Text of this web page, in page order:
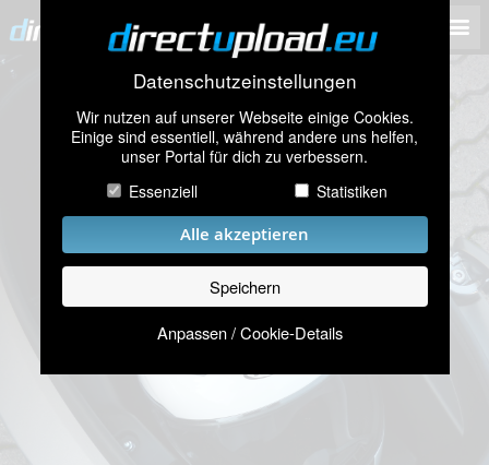
Datenschutzeinstellungen
Wir nutzen auf unserer Webseite einige Cookies.
Einige sind essentiell, während andere uns helfen,
unser Portal für dich zu verbessern.
Essenziell
Statistiken
Alle akzeptieren
Speichern
Anpassen / Cookie-Details